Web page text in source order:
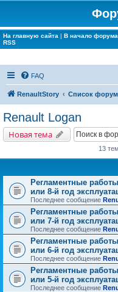
На главную сайта | В начало форума
RSS
FAQ
RenaultStory Список
Renault Logan
Новая тема
13
Регламентные
или 8-й год
Последнее сообщение
Регламентные
или 7-й год
Последнее сообщение
Регламентные
или 6-й год
Последнее сообщение
Регламентные
или 5-й год
Последнее сообщение